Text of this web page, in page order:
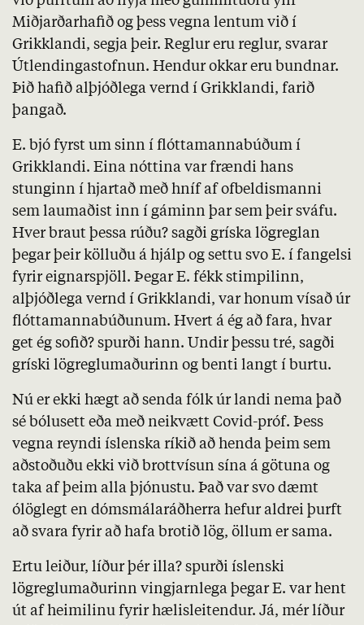
Miðjarðarhafið og þess vegna lentum við í
Grikklandi, segja þeir. Reglur eru reglur, svarar
Útlendingastofnun. Hendur okkar eru bundnar.
Þið hafið alþjóðlega vernd í Grikklandi, farið
þangað.
E. bjó fyrst um sinn í flóttamannabúðum í
Grikklandi. Eina nóttina var frændi hans
stunginn í hjartað með hníf af ofbeldismanni
sem laumaðist inn í gáminn þar sem þeir sváfu.
Hver braut þessa rúðu? sagði gríska lögreglan
þegar þeir kölluðu á hjálp og settu svo E. í fangelsi
fyrir eignarspjöll. Þegar E. fékk stimpilinn,
alþjóðlega vernd í Grikklandi, var honum vísað úr
flóttamannabúðunum. Hvert á ég að fara, hvar
get ég sofið? spurði hann. Undir þessu tré, sagði
gríski lögreglumaðurinn og benti langt í burtu.
Nú er ekki hægt að senda fólk úr landi nema það
sé bólusett eða með neikvætt Covid-próf. Þess
vegna reyndi íslenska ríkið að henda þeim sem
aðstoðuðu ekki við brottvísun sína á götuna og
taka af þeim alla þjónustu. Það var svo dæmt
ólöglegt en dómsmálaráðherra hefur aldrei þurft
að svara fyrir að hafa brotið lög, öllum er sama.
Ertu leiður, líður þér illa? spurði íslenski
lögreglumaðurinn vingjarnlega þegar E. var hent
út af heimilinu fyrir hælisleitendur. Já, mér líður